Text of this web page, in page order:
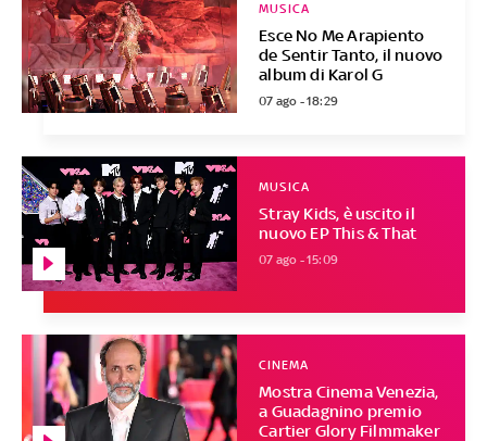
Esce No Me Arapiento
de Sentir Tanto, il nuovo
album di Karol G
MUSICA
07 ago - 18:29
Stray Kids, è uscito il
nuovo EP This & That
MUSICA
07 ago - 15:09
Mostra Cinema Venezia,
a Guadagnino premio
Cartier Glory Filmmaker
CINEMA